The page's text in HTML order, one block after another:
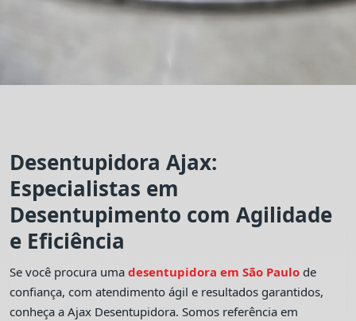
Desentupidora Ajax:
Especialistas em
Desentupimento com Agilidade
e Eficiência
Se você procura umadesentupidora em São Paulo de
confiança, com atendimento ágil e resultados garantidos,
conheça a Ajax Desentupidora. Somos referência em